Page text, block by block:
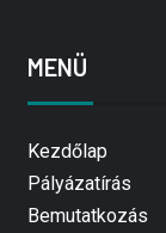
MENÜ
Kezdőlap
Pályázatírás
Bemutatkozás